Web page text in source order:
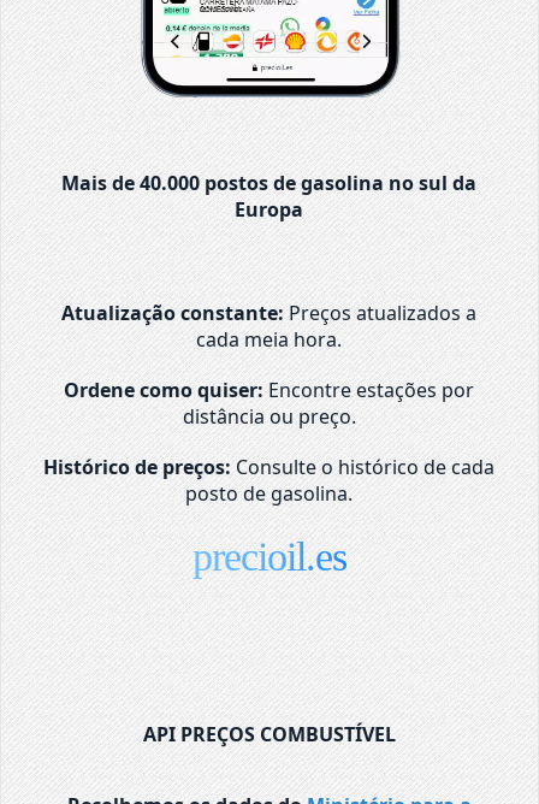
Mais de 40.000 postos de gasolina no sul da
Europa
Atualização constante: Preços atualizados a
cada meia hora.
Ordene como quiser: Encontre estações por
distância ou preço.
Histórico de preços: Consulte o histórico de cada
posto de gasolina.
precioil.es
API PREÇOS COMBUSTÍVEL